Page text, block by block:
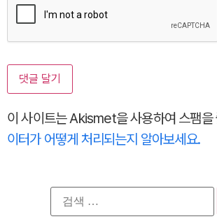
이 사이트는 Akismet을 사용하여 스팸을
이터가 어떻게 처리되는지 알아보세요.
검
색: